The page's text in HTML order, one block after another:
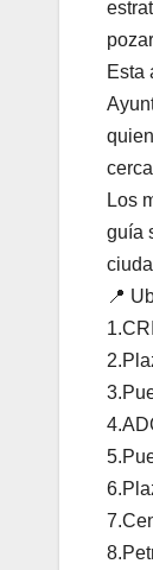
Esta
Los
guía
📍